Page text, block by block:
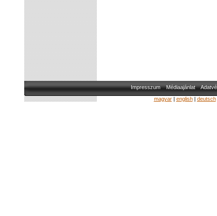
Impresszum Médiaajánlat
magyar| english| deutsch